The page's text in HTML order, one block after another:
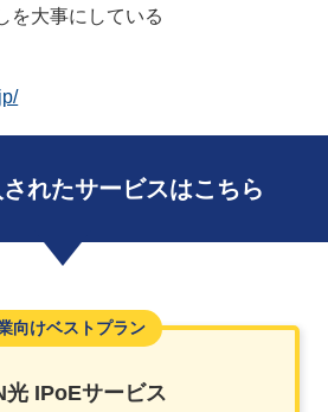
を大事にしている
れたサービスはこちら
向けベストプラン
光 IPoEサービス